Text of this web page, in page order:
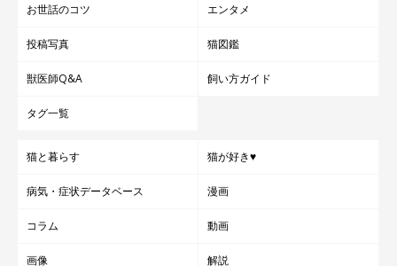
お世話のコツ エンタメ
投稿写真 猫図鑑
獣医師Q&A 飼い方ガイド
タグ一覧
猫と暮らす 猫が好き♥
病気・症状データベース 漫画
コラム 動画
画像 解説